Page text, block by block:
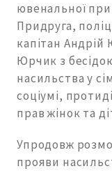
ювенальної
Придруга,
капітан
Юрчик з
насильства у
соціумі,
прав жінок та
Упродовж
прояви